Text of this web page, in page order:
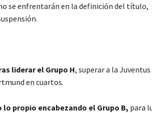
se enfrentarán en la definición del título,
liderar el Grupo H, superar a la Juventus
en cuartos.
lo propio encabezando el Grupo B, para